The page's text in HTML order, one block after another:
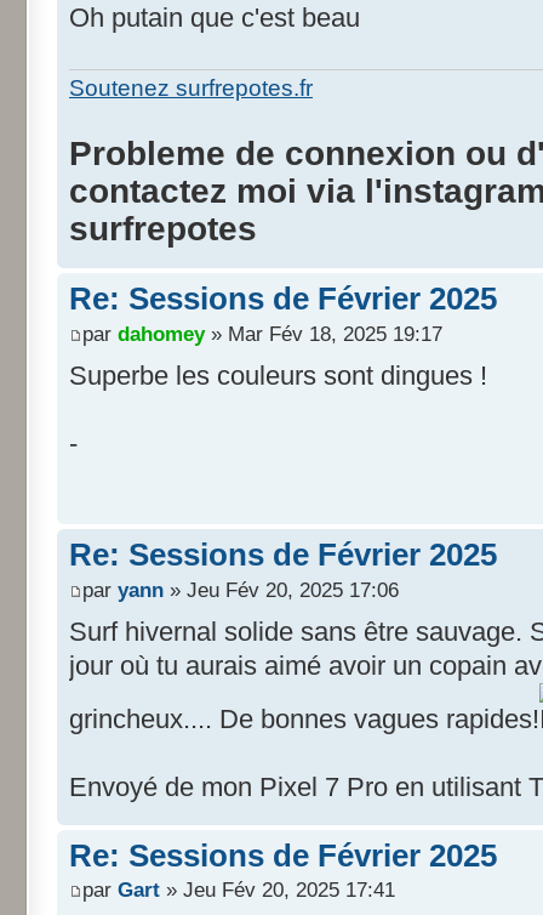
Oh putain que c'est beau
Soutenez surfrepotes.fr
Probleme de connexion ou
contactez moi via
surfrepotes
Re: Sessions de Février 2025
par dahomey» Mar Fév 18, 2025 19:17
Superbe les couleurs sont dingues !
-
Re: Sessions de Février 2025
par yann » Jeu Fév 20, 2025 17:06
Surf hivernal solide sans être sauvage.
jour où tu aurais aimé avoir un copain
grincheux.... De bonnes vagues rapides!
Envoyé de mon Pixel 7 Pro en utilisant
Re: Sessions de Février 2025
par Gart » Jeu Fév 20, 2025 17:41